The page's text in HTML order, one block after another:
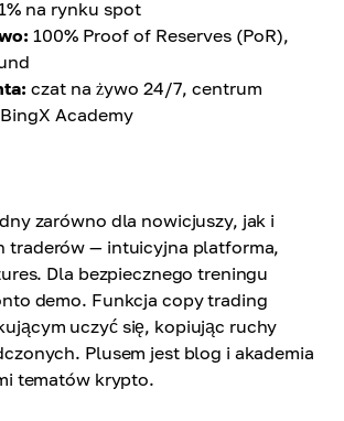
na rynku spot
100% Proof of Reserves (PoR),
czat na żywo 24/7, centrum
Academy
zarówno dla nowicjuszy, jak i
traderów — intuicyjna platforma,
Dla bezpiecznego treningu
demo. Funkcja copy trading
uczyć się, kopiując ruchy
Plusem jest blog i akademia
tematów krypto.